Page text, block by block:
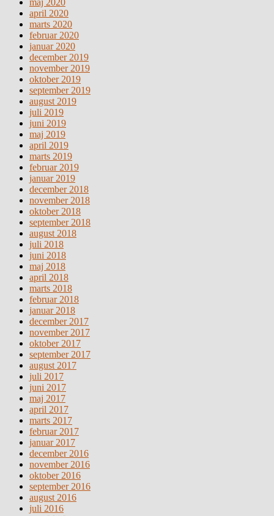
april 2020
marts 2020
februar 2020
januar 2020
december 2019
november 2019
oktober 2019
september 2019
august 2019
juli 2019
juni 2019
maj 2019
april 2019
marts 2019
februar 2019
januar 2019
december 2018
november 2018
oktober 2018
september 2018
august 2018
juli 2018
juni 2018
maj 2018
april 2018
marts 2018
februar 2018
januar 2018
december 2017
november 2017
oktober 2017
september 2017
august 2017
juli 2017
juni 2017
maj 2017
april 2017
marts 2017
februar 2017
januar 2017
december 2016
november 2016
oktober 2016
september 2016
august 2016
juli 2016